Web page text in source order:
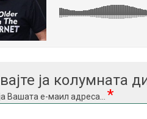
ја колумната
Вашата е-маил адреса... *